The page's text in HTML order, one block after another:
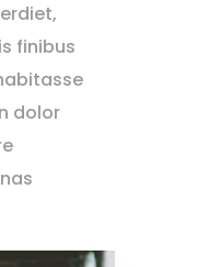
finibus
dolor